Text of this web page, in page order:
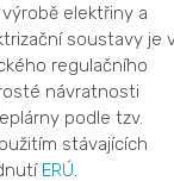
elektřiny a
soustavy je
regulačního
návratnosti
podle tzv.
stávajících
ERÚ